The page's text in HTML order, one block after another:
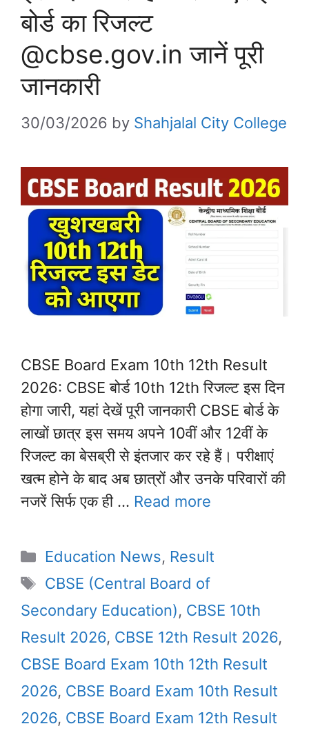
बोर्ड का रिजल्ट
@cbse.gov.in जानें पूरी
जानकारी
30/03/2026 by Shahjalal City College
CBSE Board Exam 10th 12th Result
2026: CBSE बोर्ड 10th 12th रिजल्ट इस दिन
होगा जारी, यहां देखें पूरी जानकारी CBSE बोर्ड के
लाखों छात्र इस समय अपने 10वीं और 12वीं के
रिजल्ट का बेसब्री से इंतजार कर रहे हैं। परीक्षाएं
खत्म होने के बाद अब छात्रों और उनके परिवारों की
नजरें सिर्फ एक ही … Read more
Categories
Education News, Result
Tags
CBSE (Central Board of
Secondary Education), CBSE 10th
Result 2026, CBSE 12th Result 2026,
CBSE Board Exam 10th 12th Result
2026, CBSE Board Exam 10th Result
2026, CBSE Board Exam 12th Result